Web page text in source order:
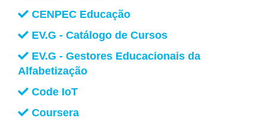
CENPEC Educação
EV.G - Catálogo de Cursos
EV.G - Gestores Educacionais da
Alfabetização
Code IoT
Coursera